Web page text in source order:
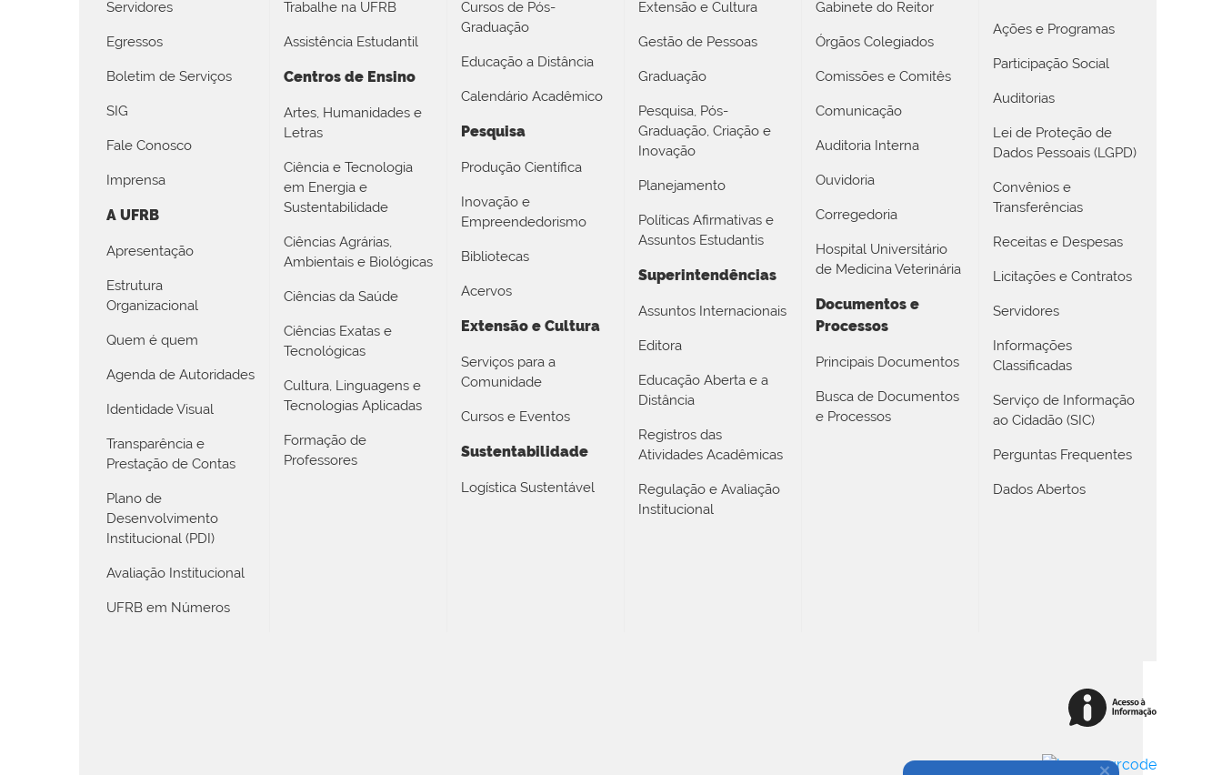
Servidores
Egressos
Boletim de Serviços
SIG
Fale Conosco
Imprensa
A UFRB
Apresentação
Estrutura
Organizacional
Quem é quem
Agenda de Autoridades
Identidade Visual
Transparência e
Prestação de Contas
Plano de
Desenvolvimento
Institucional (PDI)
Avaliação Institucional
UFRB em Números
Trabalhe na UFRB
Assistência Estudantil
Centros de Ensino
Artes, Humanidades e
Letras
Ciência e Tecnologia
em Energia e
Sustentabilidade
Ciências Agrárias,
Ambientais e Biológicas
Ciências da Saúde
Ciências Exatas e
Tecnológicas
Cultura, Linguagens e
Tecnologias Aplicadas
Formação de
Professores
Cursos de Pós-
Graduação
Educação a Distância
Calendário Acadêmico
Pesquisa
Produção Científica
Inovação e
Empreendedorismo
Bibliotecas
Acervos
Extensão e Cultura
Serviços para a
Comunidade
Cursos e Eventos
Sustentabilidade
Logística Sustentável
Extensão e Cultura
Gestão de Pessoas
Graduação
Pesquisa, Pós-
Graduação, Criação e
Inovação
Planejamento
Políticas Afirmativas e
Assuntos Estudantis
Superintendências
Assuntos Internacionais
Editora
Educação Aberta e a
Distância
Registros das
Atividades Acadêmicas
Regulação e Avaliação
Institucional
Gabinete do Reitor
Órgãos Colegiados
Comissões e Comitês
Comunicação
Auditoria Interna
Ouvidoria
Corregedoria
Hospital Universitário
de Medicina Veterinária
Documentos e
Processos
Principais Documentos
Busca de Documentos
e Processos
Ações e Programas
Participação Social
Auditorias
Lei de Proteção de
Dados Pessoais (LGPD)
Convênios e
Transferências
Receitas e Despesas
Licitações e Contratos
Servidores
Informações
Classificadas
Serviço de Informação
ao Cidadão (SIC)
Perguntas Frequentes
Dados Abertos